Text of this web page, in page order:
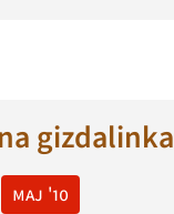
gizdalinka
maj '10